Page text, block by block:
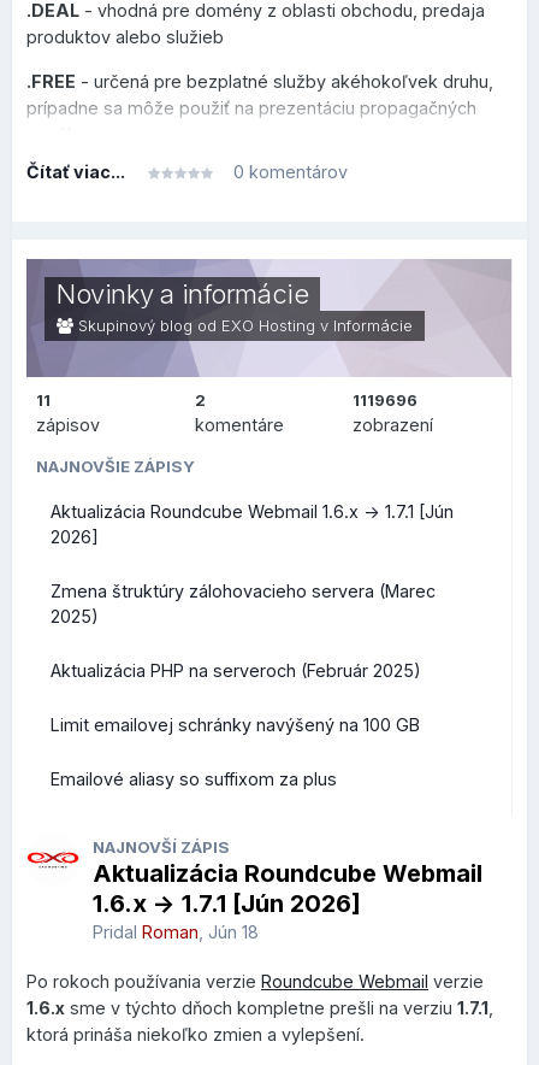
.DEAL - vhodná pre domény z oblasti obchodu, predaja
produktov alebo služieb
.FREE - určená pre bezplatné služby akéhokoľvek druhu,
prípadne sa môže použiť na prezentáciu propagačných
.HOT - venovaná novým trendom, hudbe, cestovaniu či
blogy alebo prezentácie vo francúzskom jazyku
.NOW - sila prítomnému okamihu na povzbudenie k
okamžitej akcii
platformy špecializované na turistické miesta alebo
podujatia
cenách, ich prehľad nájdete natejto stránke. Akciové ceny
platia na 1 rok registrácie domény, akcia trvá do 31. januára
Čítať viac... 0 komentárov
Novinky a informácie
Skupinový blog od EXO Hosting v Informácie
11
zápisov
2
komentáre
1119696
zobrazení
NAJNOVŠIE ZÁPISY
Aktualizácia Roundcube Webmail 1.6.x -> 1.7.1 [Jún
2026]
Zmena štruktúry zálohovacieho servera (Marec
2025)
Aktualizácia PHP na serveroch (Február 2025)
Limit emailovej schránky navýšený na 100 GB
Emailové aliasy so suffixom za plus
NAJNOVŠÍ ZÁPIS
Aktualizácia Roundcube Webmail
1.6.x -> 1.7.1 [Jún 2026]
Pridal Roman Jún 18
Po rokoch používania verzie Roundcube Webmail verzie
1.6.x sme v týchto dňoch kompletne prešli na verziu 1.7.1
ktorá prináša niekoľko zmien a vylepšení.